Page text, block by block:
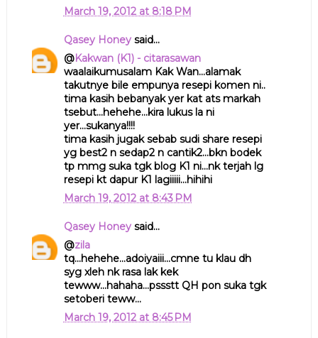
March 19, 2012 at 8:18 PM
Qasey Honeysaid...
@Kakwan (K1) - citarasawan
waalaikumusalam Kak Wan...alamak
takutnye bile empunya resepi komen ni..
tima kasih bebanyak yer kat ats markah
tsebut...hehehe...kira lukus la ni
yer...sukanya!!!!
tima kasih jugak sebab sudi share resepi
yg best2 n sedap2 n cantik2...bkn bodek
tp mmg suka tgk blog K1 ni...nk terjah lg
resepi kt dapur K1 lagiiiii...hihihi
March 19, 2012 at 8:43 PM
Qasey Honeysaid...
@zila
tq...hehehe...adoiyaiii...cmne tu klau dh
syg xleh nk rasa lak kek
tewww...hahaha...pssstt QH pon suka tgk
setoberi teww...
March 19, 2012 at 8:45 PM